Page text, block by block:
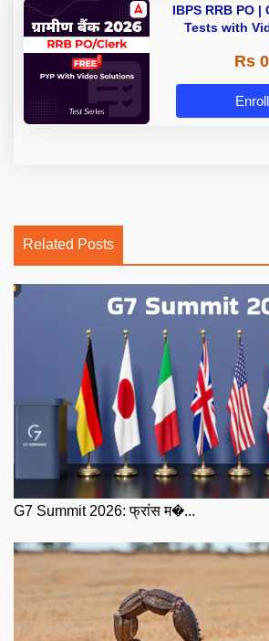
IBPS RRB PO |
Tests with
Rs
Related Posts
G7 Summit 2026: फ्रांस म�...